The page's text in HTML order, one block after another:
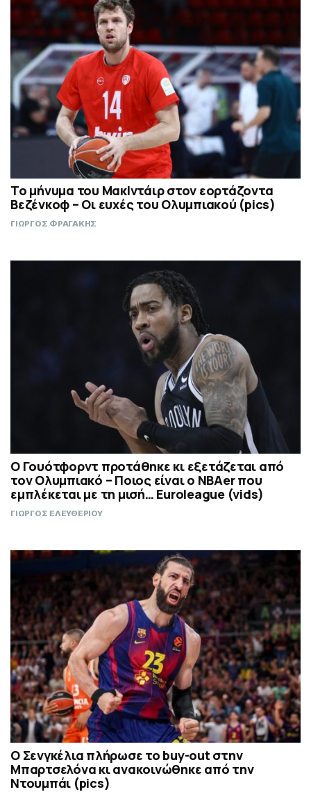
Το μήνυμα του ΜακΙντάιρ στον εορτάζοντα
Βεζένκοφ – Οι ευχές του Ολυμπιακού (pics)
ΓΙΩΡΓΟΣ ΦΡΑΓΑΚΗΣ
Ο Γουότφορντ προτάθηκε κι εξετάζεται από
τον Ολυμπιακό – Ποιος είναι ο ΝΒΑer που
εμπλέκεται με τη μισή… Euroleague (vids)
ΓΙΩΡΓΟΣ ΕΛΕΥΘΕΡΙΟΥ
Ο Σενγκέλια πλήρωσε το buy-out στην
Μπαρτσελόνα κι ανακοινώθηκε από την
Ντουμπάι (pics)